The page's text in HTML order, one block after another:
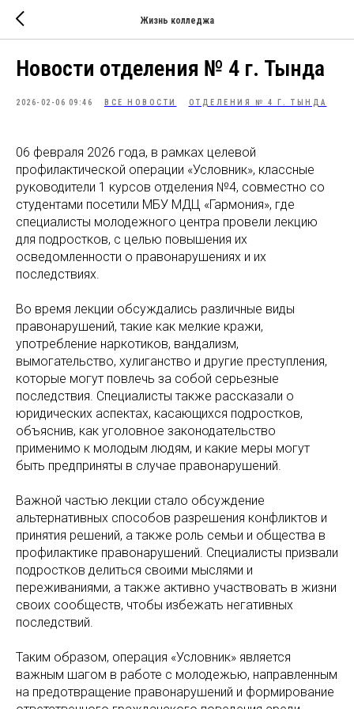
Жизнь колледжа
Новости отделения № 4 г. Тында
2026-02-06 09:46 ВСЕ НОВОСТИ ОТДЕЛЕНИЯ № 4 Г. ТЫНДА
06 февраля 2026 года, в рамках целевой
профилактической операции «Условник», классные
руководители 1 курсов отделения №4, совместно со
студентами посетили МБУ МДЦ «Гармония», где
специалисты молодежного центра провели лекцию
для подростков, с целью повышения их
осведомленности о правонарушениях и их
последствиях.
Во время лекции обсуждались различные виды
правонарушений, такие как мелкие кражи,
употребление наркотиков, вандализм,
вымогательство, хулиганство и другие преступления,
которые могут повлечь за собой серьезные
последствия. Специалисты также рассказали о
юридических аспектах, касающихся подростков,
объяснив, как уголовное законодательство
применимо к молодым людям, и какие меры могут
быть предприняты в случае правонарушений.
Важной частью лекции стало обсуждение
альтернативных способов разрешения конфликтов и
принятия решений, а также роль семьи и общества в
профилактике правонарушений. Специалисты призвали
подростков делиться своими мыслями и
переживаниями, а также активно участвовать в жизни
своих сообществ, чтобы избежать негативных
последствий.
Таким образом, операция «Условник» является
важным шагом в работе с молодежью, направленным
на предотвращение правонарушений и формирование